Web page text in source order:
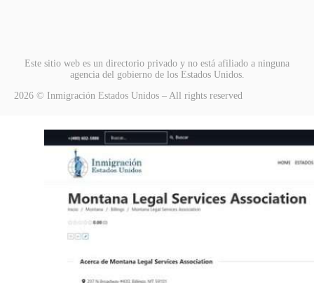
Este sitio web es un directorio privado y no está afiliado a ninguna
agencia del gobierno de los Estados Unidos.
2026 © Inmigración Estados Unidos – All rights reserved